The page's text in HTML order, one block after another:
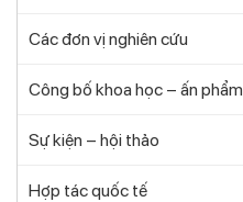
Các đơn vị nghiên cứu
Công bố khoa học – ấn phẩm
Sự kiện – hội thảo
Hợp tác quốc tế